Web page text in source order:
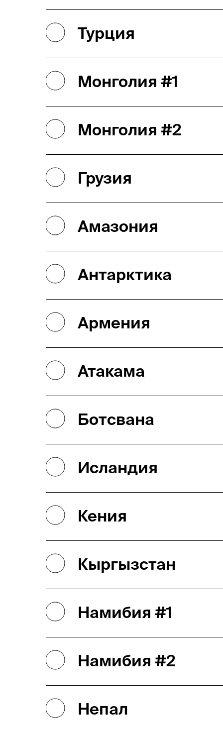
Турция
Монголия #1
Монголия #2
Грузия
Амазония
Антарктика
Армения
Атакама
Ботсвана
Исландия
Кения
Кыргызстан
Намибия #1
Намибия #2
Непал